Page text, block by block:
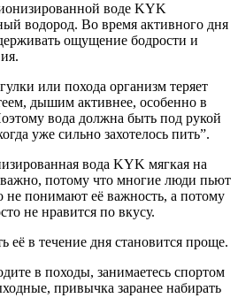
воде KYK
водород. Во время активного дня
ощущение бодрости и
или похода организм теряет
дышим активнее, особенно в
вода должна быть под рукой
уже сильно захотелось пить”.
вода KYK мягкая на
важно, потому что многие люди пьют
не понимают её важность, а потому
не нравится по вкусу.
её в течение дня становится проще.
в походы, занимаетесь спортом
привычка заранее набирать